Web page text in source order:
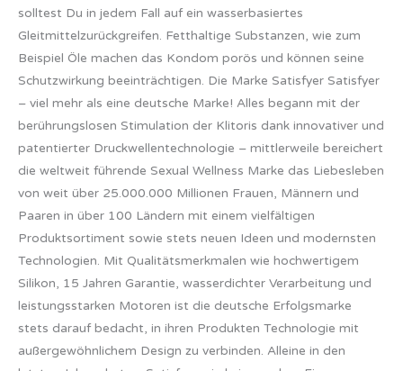
solltest Du in jedem Fall auf ein wasserbasiertes
Gleitmittelzurückgreifen. Fetthaltige Substanzen, wie zum
Beispiel Öle machen das Kondom porös und können seine
Schutzwirkung beeinträchtigen. Die Marke Satisfyer Satisfyer
– viel mehr als eine deutsche Marke! Alles begann mit der
berührungslosen Stimulation der Klitoris dank innovativer und
patentierter Druckwellentechnologie – mittlerweile bereichert
die weltweit führende Sexual Wellness Marke das Liebesleben
von weit über 25.000.000 Millionen Frauen, Männern und
Paaren in über 100 Ländern mit einem vielfältigen
Produktsortiment sowie stets neuen Ideen und modernsten
Technologien. Mit Qualitätsmerkmalen wie hochwertigem
Silikon, 15 Jahren Garantie, wasserdichter Verarbeitung und
leistungsstarken Motoren ist die deutsche Erfolgsmarke
stets darauf bedacht, in ihren Produkten Technologie mit
außergewöhnlichem Design zu verbinden. Alleine in den